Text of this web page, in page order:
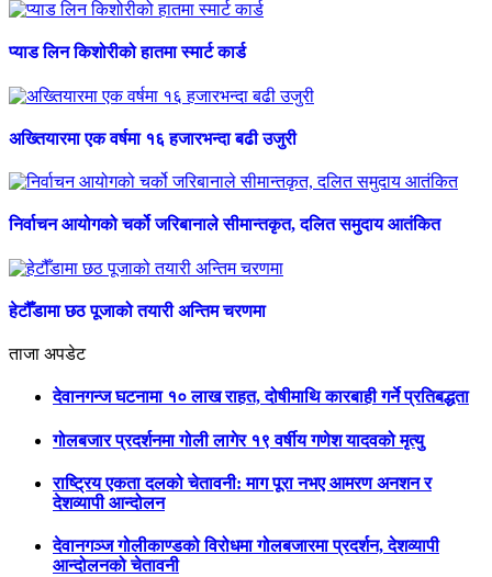
प्याड लिन किशोरीको हातमा स्मार्ट कार्ड
अख्तियारमा एक वर्षमा १६ हजारभन्दा बढी उजुरी
निर्वाचन आयोगको चर्को जरिबानाले सीमान्तकृत, दलित समुदाय आतंकित
हेटौँडामा छठ पूजाको तयारी अन्तिम चरणमा
ताजा अपडेट
देवानगन्ज घटनामा १० लाख राहत, दोषीमाथि कारबाही गर्ने प्रतिबद्धता
गोलबजार प्रदर्शनमा गोली लागेर १९ वर्षीय गणेश यादवको मृत्यु
राष्ट्रिय एकता दलको चेतावनी: माग पूरा नभए आमरण अनशन र
देशव्यापी आन्दोलन
देवानगञ्ज गोलीकाण्डको विरोधमा गोलबजारमा प्रदर्शन, देशव्यापी
आन्दोलनको चेतावनी